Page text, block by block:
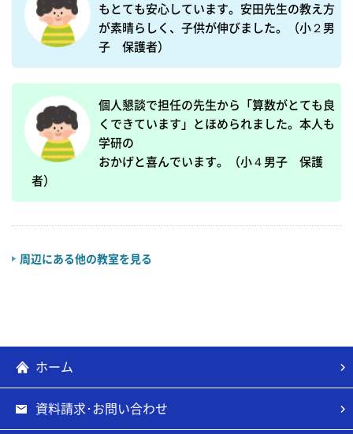
もとても安心しています。安田先生の教え方
が素晴らしく、子供が伸びました。（小２男
子　保護者）
個人懇談で担任の先生から「算数がとても良
くできています」とほめられました。本人も
学研の
おかげと喜んでいます。（小４男子　保護
者）
周辺にある他の教室を見る
ホーム
資料請求･お問い合わせ